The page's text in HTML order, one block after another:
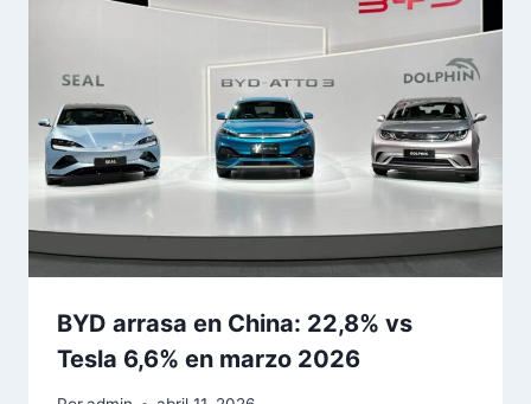
BYD arrasa en China: 22,8% vs
Tesla 6,6% en marzo 2026